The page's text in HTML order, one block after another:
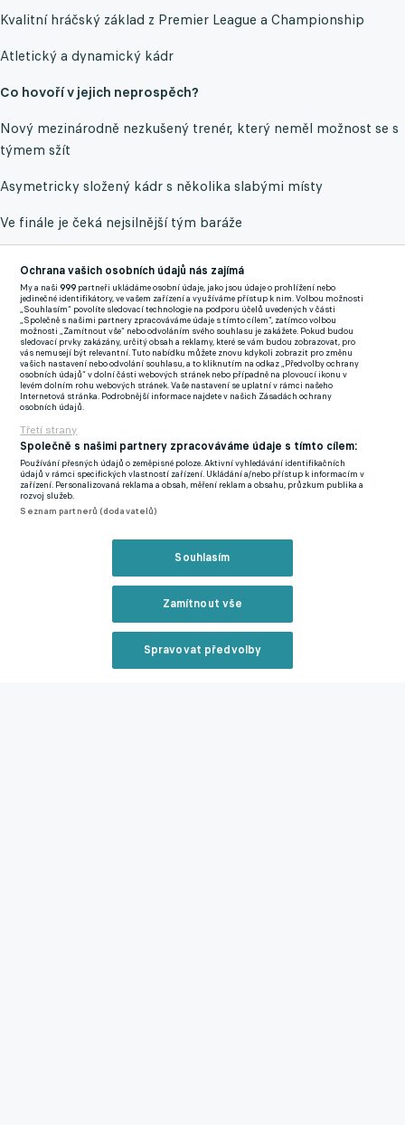
Kvalitní hráčský základ z Premier League a Championship
Atletický a dynamický kádr
Co hovoří v jejich neprospěch?
Nový mezinárodně nezkušený trenér, který neměl možnost se s
týmem sžít
Asymetricky složený kádr s několika slabými místy
Ve finále je čeká nejsilnější tým baráže
Demokratická republika Kongo
Objektivně nejsilnější tým celé baráže, který by měl na
mistrovství poměrně hladce projít. Typologicky je vlastně pro
Konžany Jamajka nejhorším možným soupeřem, protože sice
nebude tak organizovaná jako Irák nebo tak technicky zdatná
jako DR Kongo. Africké týmy mají navíc notorické problémy
proti outsiderům, proti kterým je potřeba tvořit hru. Konžané
jsou týmem, který prohrává zcela výjimečně a velkou část
zápasů uhraje na výsledek 1:0. Uvidíme, jestli se dokáží
mohla být domácí prohra se Senegalem, kdy Léopards vedli ve
Reklama
Ochrana vašich osobních údajů nás zajímá
My a naši999 partneři ukládáme osobní údaje, jako jsou údaje o prohlížení nebo
jedinečné identifikátory, ve vašem zařízení a využíváme přístup k nim. Volbou možnosti
„Souhlasím“ povolíte sledovací technologie na podporu účelů uvedených v části
„Společně s našimi partnery zpracováváme údaje s tímto cílem“, zatímco volbou
možnosti „Zamítnout vše“ nebo odvoláním svého souhlasu je zakážete. Pokud budou
sledovací prvky zakázány, určitý obsah a reklamy, které se vám budou zobrazovat, pro
vás nemusejí být relevantní. Tuto nabídku můžete znovu kdykoli zobrazit pro změnu
vašich nastavení nebo odvolání souhlasu, a to kliknutím na odkaz „Předvolby ochrany
osobních údajů“ v dolní části webových stránek nebo případně na plovoucí ikonu v
levém dolním rohu webových stránek. Vaše nastavení se uplatní v rámci našeho
Internetová stránka. Podrobnější informace najdete v našich Zásadách ochrany
osobních údajů.
Třetí strany
Společně s našimi partnery zpracováváme údaje s tímto cílem:
Používání přesných údajů o zeměpisné poloze. Aktivní vyhledávání identifikačních
údajů v rámci specifických vlastností zařízení. Ukládání a/nebo přístup k informacím v
zařízení. Personalizovaná reklama a obsah, měření reklam a obsahu, průzkum publika a
rozvoj služeb.
Seznam partnerů (dodavatelů)
Souhlasím
Zamítnout vše
Spravovat předvolby